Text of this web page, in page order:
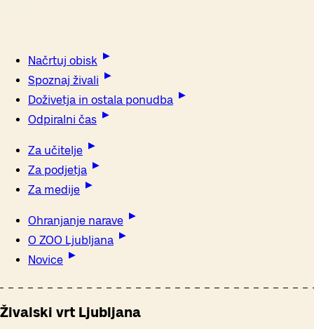
Načrtuj obisk
Spoznaj živali
Doživetja in ostala ponudba
Odpiralni čas
Za učitelje
Za podjetja
Za medije
Ohranjanje narave
O ZOO Ljubljana
Novice
Živalski vrt Ljubljana